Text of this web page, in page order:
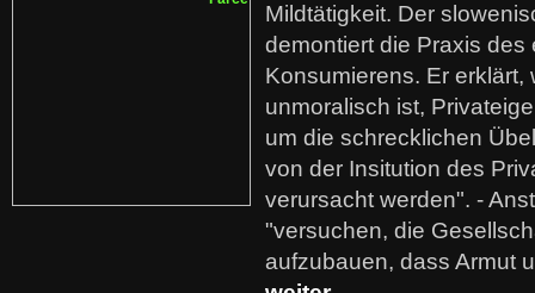
Mildtätigkeit. Der
demontiert die Praxis des
Konsumierens. Er erklärt,
unmoralisch ist,
um die schrecklichen
von der Insitution des
verursacht werden". -
"versuchen, die
aufzubauen, dass Armut